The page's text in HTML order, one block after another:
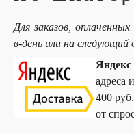
Для заказов,
в-день или на следующий
Яндекс
адреса
400
от